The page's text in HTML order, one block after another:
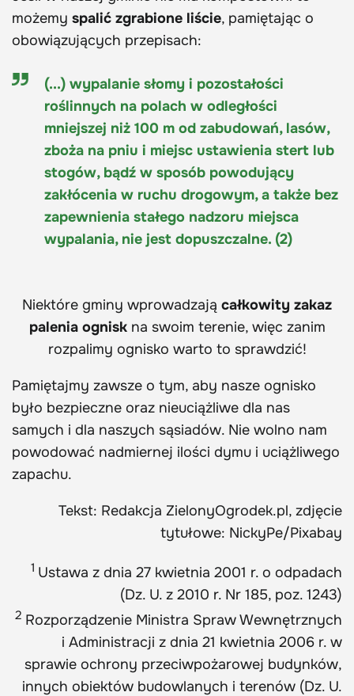
możemy spalić zgrabione liście, pamiętając o
obowiązujących przepisach:
(...) wypalanie słomy i pozostałości
roślinnych na polach w odległości
mniejszej niż 100 m od zabudowań, lasów,
zboża na pniu i miejsc ustawienia stert lub
stogów, bądź w sposób powodujący
zakłócenia w ruchu drogowym, a także bez
zapewnienia stałego nadzoru miejsca
wypalania, nie jest dopuszczalne. (2)
Niektóre gminy wprowadzają całkowity zakaz
palenia ogniskna swoim terenie, więc zanim
rozpalimy ognisko warto to sprawdzić!
Pamiętajmy zawsze o tym, aby nasze ognisko
było bezpieczne oraz nieuciążliwe dla nas
samych i dla naszych sąsiadów. Nie wolno nam
powodować nadmiernej ilości dymu i uciążliwego
zapachu.
Tekst: Redakcja ZielonyOgrodek.pl, zdjęcie
tytułowe: NickyPe/Pixabay
1 Ustawa z dnia 27 kwietnia 2001 r. o odpadach
(Dz. U. z 2010 r. Nr 185, poz. 1243)
2 Rozporządzenie Ministra Spraw Wewnętrznych
i Administracji z dnia 21 kwietnia 2006 r. w
sprawie ochrony przeciwpożarowej budynków,
innych obiektów budowlanych i terenów (Dz. U.